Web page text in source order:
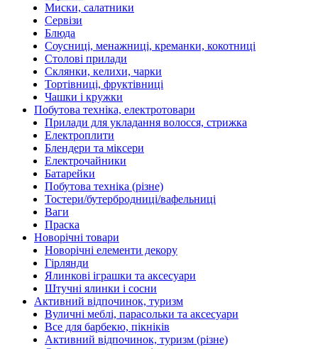
Миски, салатники
Сервізи
Блюда
Соусниці, менажниці, креманки, кокотниці
Столові прилади
Склянки, келихи, чарки
Тортівниці, фруктівниці
Чашки і кружки
Побутова техніка, електротовари
Прилади для укладання волосся, стрижка
Електроплити
Блендери та міксери
Електрочайники
Батарейки
Побутова техніка (різне)
Тостери/бутербродниці/вафельниці
Ваги
Праска
Новорічні товари
Новорічні елементи декору
Гірлянди
Ялинкові іграшки та аксесуари
Штучні ялинки і сосни
Активний відпочинок, туризм
Вуличні меблі, парасольки та аксесуари
Все для барбекю, пікніків
Активний відпочинок, туризм (різне)